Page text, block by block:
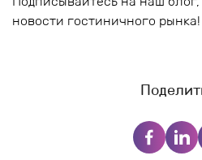
новости гостиничного рынка!